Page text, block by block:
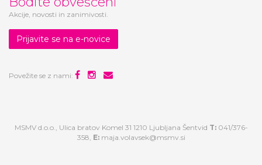
Akcije, novosti in zanimivosti.
Prijavite se na e-novice
Povežite se z nami:
MSMV d.o.o., Ulica bratov Komel 31 1210 Ljubljana Šentvid T:041/376-
358, E: maja.volavsek@msmv.si